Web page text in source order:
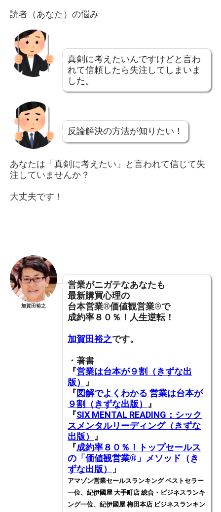
読者（あなた）の悩み
真剣に考えたいんですけどと言わ
れて信頼したら失注してしまいま
した。
反論解決の方法が知りたい！
あなたは「真剣に考えたい」と言われて信じて失
注していませんか？
大丈夫です！
加賀田裕之
営業がニガテなあなたも
最新購買心理の
台本営業®︎価値観営業®︎で
成約率８０％！人生逆転！
加賀田裕之です。
・著書
『営業は台本が９割（きずな出
版）
』
『図解でよくわかる 営業は台本が
９割（きずな出版）
』
『SIX MENTAL READING：シック
スメンタルリーディング（きずな
出版）
』
『成約率８０％！トップセールス
の「価値観営業®️」メソッド（き
ずな出版）
」
アマゾン営業セールスランキング ベストセラー
一位、紀伊國屋 大手町店 総合・ビジネスランキ
ング一位、紀伊國屋 梅田本店 ビジネスランキン